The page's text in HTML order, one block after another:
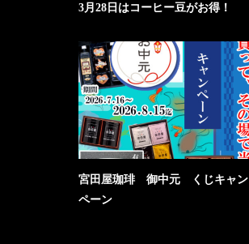
3月28日はコーヒー豆がお得！
宮田屋珈琲 御中元 くじキャン
ペーン